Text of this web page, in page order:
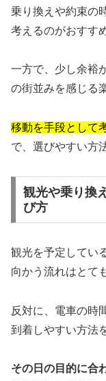
乗り換えや約束の
考えるのがおすす
一方で、少し余裕
の街並みを感じる
移動を手段として
で、選びやすい方
観光や乗り換
び方
観光を予定してい
向かう流れはとて
反対に、電車の時
到着しやすい方法
その日の目的に合